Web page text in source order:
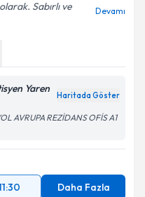
Sabırlı ve
Devamı
Yaren
Haritada Göster
AVRUPA REZİDANS OFİS A1
Daha Fazla